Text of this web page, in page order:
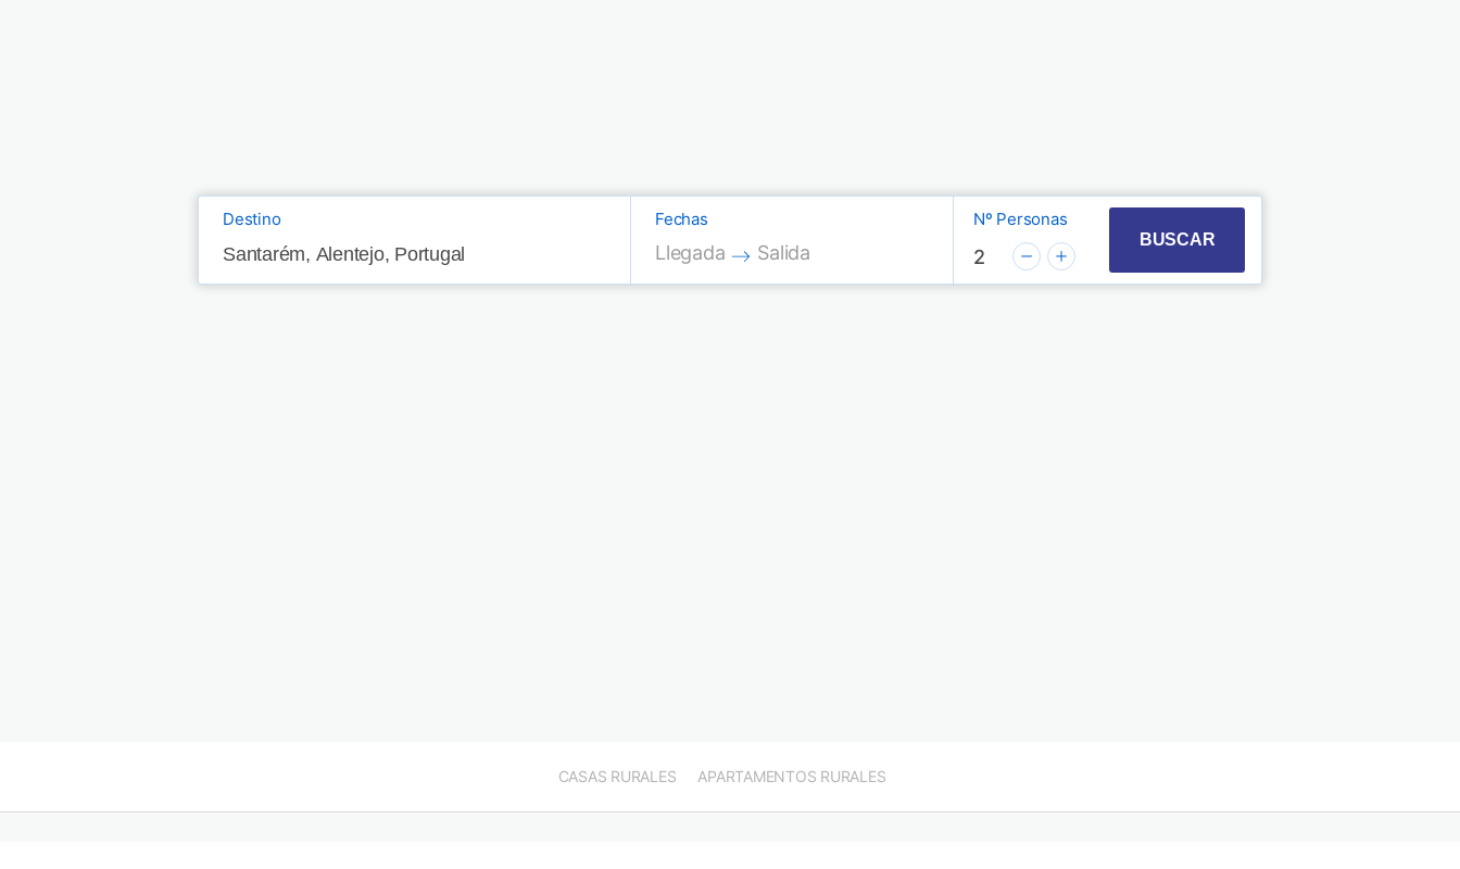
Destino Fechas
Press the down arrow key to interact with the calendar and select a date. Press the
Llegada
Press the down arrow key to interact with the calendar and select a date.
Salida
Nº Personas
2
BUSCAR
CASAS RURALES APARTAMENTOS RURALES